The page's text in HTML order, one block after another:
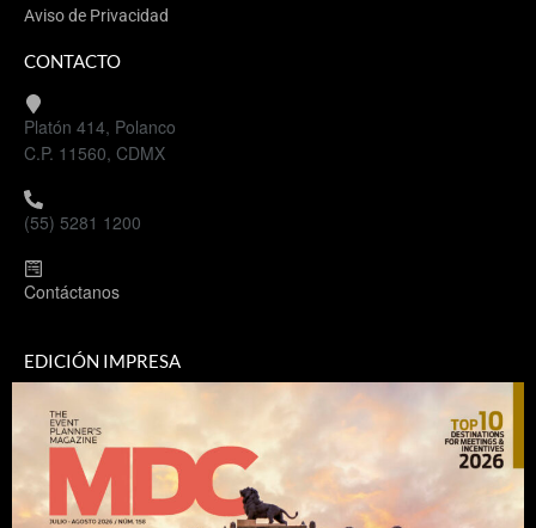
Aviso de Privacidad
CONTACTO
Platón 414, Polanco
C.P. 11560, CDMX
(55) 5281 1200
Contáctanos
EDICIÓN IMPRESA